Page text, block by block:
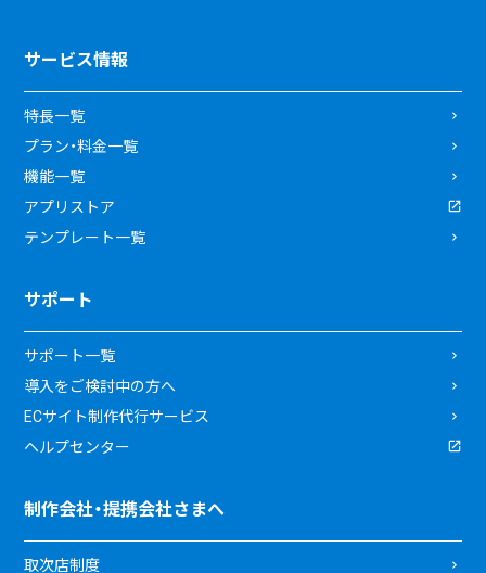
サービス情報
特長一覧
プラン・料金一覧
機能一覧
アプリストア
テンプレート一覧
サポート
サポート一覧
導入をご検討中の方へ
ECサイト制作代行サービス
ヘルプセンター
制作会社・提携会社さまへ
取次店制度